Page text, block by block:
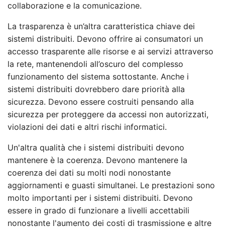
collaborazione e la comunicazione.
La trasparenza è un’altra caratteristica chiave dei
sistemi distribuiti. Devono offrire ai consumatori un
accesso trasparente alle risorse e ai servizi attraverso
la rete, mantenendoli all’oscuro del complesso
funzionamento del sistema sottostante. Anche i
sistemi distribuiti dovrebbero dare priorità alla
sicurezza. Devono essere costruiti pensando alla
sicurezza per proteggere da accessi non autorizzati,
violazioni dei dati e altri rischi informatici.
Un'altra qualità che i sistemi distribuiti devono
mantenere è la coerenza. Devono mantenere la
coerenza dei dati su molti nodi nonostante
aggiornamenti e guasti simultanei. Le prestazioni sono
molto importanti per i sistemi distribuiti. Devono
essere in grado di funzionare a livelli accettabili
nonostante l'aumento dei costi di trasmissione e altre